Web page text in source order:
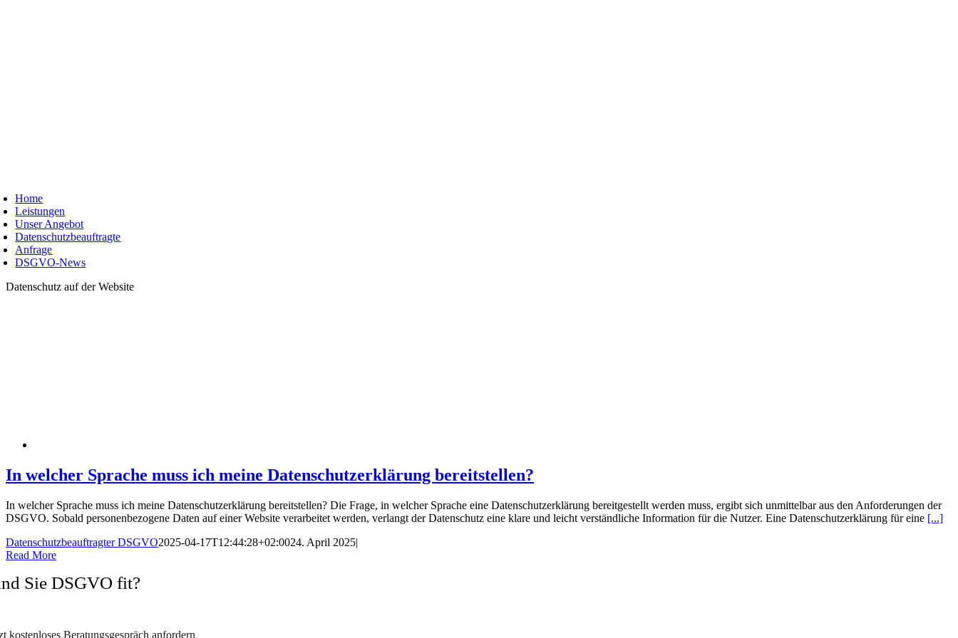
Home
Leistungen
Unser Angebot
Datenschutzbeauftragte
Anfrage
DSGVO-News
Datenschutz auf der Website
In welcher Sprache muss ich meine Datenschutzerklärung bereitstellen?
In welcher Sprache muss ich meine Datenschutzerklärung bereitstellen? Die Frage, in welcher Sprache eine Datenschutzerklärung bereitgestellt werden muss, ergibt sich unmittelbar aus den Anforderungen der
DSGVO. Sobald personenbezogene Daten auf einer Website verarbeitet werden, verlangt der Datenschutz eine klare und leicht verständliche Information für die Nutzer. Eine Datenschutzerklärung für eine [...]
Datenschutzbeauftragter DSGVO2025-04-17T12:44:28+02:0024. April 2025|
Read More
Sie DSGVO fit?
kostenloses Beratungsgespräch anfordern